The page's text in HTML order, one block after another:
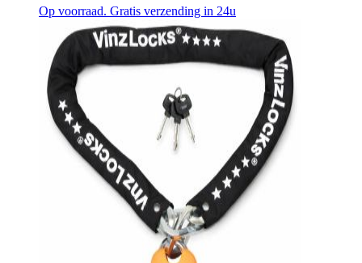
Op voorraad. Gratis verzending in 24u